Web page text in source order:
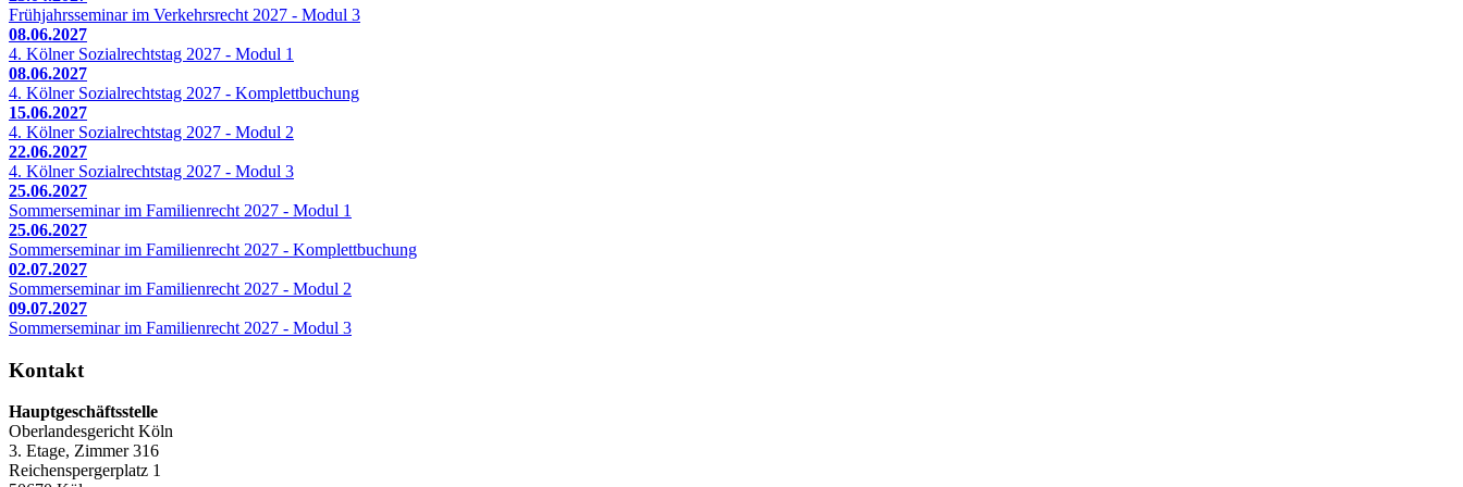
Frühjahrsseminar im Verkehrsrecht 2027 - Modul 3
08.06.2027
4. Kölner Sozialrechtstag 2027 - Modul 1
08.06.2027
4. Kölner Sozialrechtstag 2027 - Komplettbuchung
15.06.2027
4. Kölner Sozialrechtstag 2027 - Modul 2
22.06.2027
4. Kölner Sozialrechtstag 2027 - Modul 3
25.06.2027
Sommerseminar im Familienrecht 2027 - Modul 1
25.06.2027
Sommerseminar im Familienrecht 2027 - Komplettbuchung
02.07.2027
Sommerseminar im Familienrecht 2027 - Modul 2
09.07.2027
Sommerseminar im Familienrecht 2027 - Modul 3
Kontakt
Hauptgeschäftsstelle
Oberlandesgericht Köln
3. Etage, Zimmer 316
Reichenspergerplatz 1